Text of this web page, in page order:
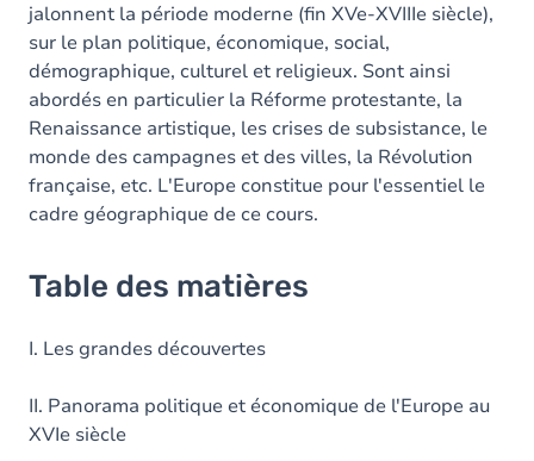
jalonnent la période moderne (fin XVe-XVIIIe siècle),
sur le plan politique, économique, social,
démographique, culturel et religieux. Sont ainsi
abordés en particulier la Réforme protestante, la
Renaissance artistique, les crises de subsistance, le
monde des campagnes et des villes, la Révolution
française, etc. L'Europe constitue pour l'essentiel le
cadre géographique de ce cours.
Table des matières
I. Les grandes découvertes
II. Panorama politique et économique de l'Europe au
XVIe siècle